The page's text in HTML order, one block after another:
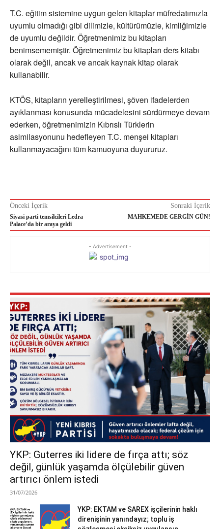
T.C. eğitim sistemine uygun gelen kitaplar müfredatımızla
uyumlu olmadığı gibi dilimizle, kültürümüzle, kimliğimizle
de uyumlu değildir. Öğretmenimiz bu kitapları
benimsememiştir. Öğretmenimiz bu kitapları ders kitabı
olarak değil, ancak ve ancak kaynak kitap olarak
kullanabilir.
KTÖS, kitapların yerelleştirilmesi, şöven ifadelerden
ayıklanması konusunda mücadelesini sürdürmeye devam
ederken, öğretmenimizin Kıbrıslı Türklerin
asimilasyonunu hedefleyen T.C. menşei kitapları
kullanmayacağını tüm kamuoyuna duyururuz.
Önceki İçerik
Siyasi parti temsilcileri Ledra
Palace’da bir araya geldi
Sonraki İçerik
MAHKEMEDE GERGİN GÜN!
- Advertisement -
YKP: Guterres iki lidere de fırça attı; söz
değil, günlük yaşamda ölçülebilir güven
artırıcı önlem istedi
31/07/2026
YKP: EKTAM ve SAREX işçilerinin haklı
direnişinin yanındayız; toplu iş